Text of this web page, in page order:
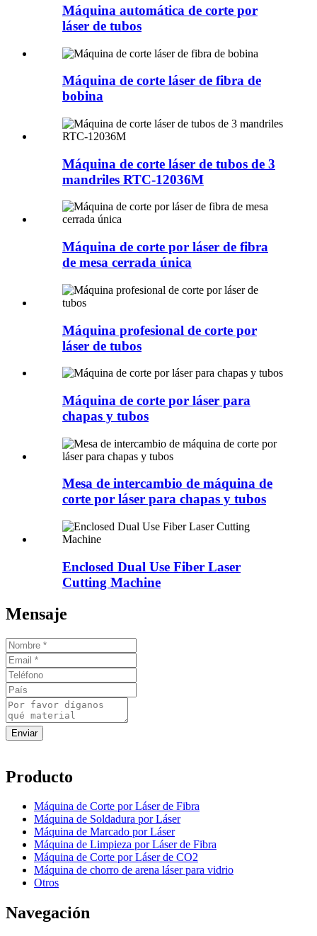
Máquina automática de corte por
láser de tubos
Máquina de corte láser de fibra de
bobina
Máquina de corte láser de tubos de 3
mandriles RTC-12036M
Máquina de corte por láser de fibra
de mesa cerrada única
Máquina profesional de corte por
láser de tubos
Máquina de corte por láser para
chapas y tubos
Mesa de intercambio de máquina de
corte por láser para chapas y tubos
Enclosed Dual Use Fiber Laser
Cutting Machine
Mensaje
Producto
Máquina de Corte por Láser de Fibra
Máquina de Soldadura por Láser
Máquina de Marcado por Láser
Máquina de Limpieza por Láser de Fibra
Máquina de Corte por Láser de CO2
Máquina de chorro de arena láser para vidrio
Otros
Navegación